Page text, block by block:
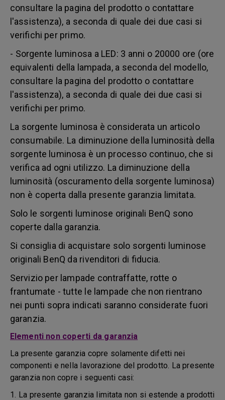
consultare la pagina del prodotto o contattare
l'assistenza), a seconda di quale dei due casi si
verifichi per primo.
- Sorgente luminosa a LED: 3 anni o 20000 ore (ore
equivalenti della lampada, a seconda del modello,
consultare la pagina del prodotto o contattare
l'assistenza), a seconda di quale dei due casi si
verifichi per primo.
La sorgente luminosa è considerata un articolo
consumabile. La diminuzione della luminosità della
sorgente luminosa è un processo continuo, che si
verifica ad ogni utilizzo. La diminuzione della
luminosità (oscuramento della sorgente luminosa)
non è coperta dalla presente garanzia limitata.
Solo le sorgenti luminose originali BenQ sono
coperte dalla garanzia.
Si consiglia di acquistare solo sorgenti luminose
originali BenQ da rivenditori di fiducia.
Servizio per lampade contraffatte, rotte o
frantumate - tutte le lampade che non rientrano
nei punti sopra indicati saranno considerate fuori
garanzia.
Elementi non coperti da garanzia
La presente garanzia copre solamente difetti nei
componenti e nella lavorazione del prodotto. La presente
garanzia non copre i seguenti casi:
1. La presente garanzia limitata non si estende a prodotti